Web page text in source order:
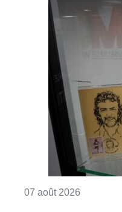
07 août 2026